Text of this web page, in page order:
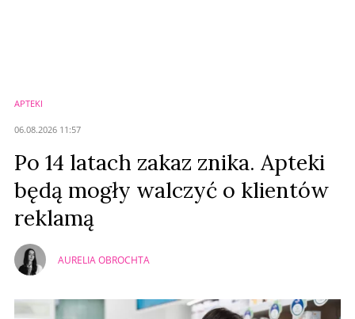
APTEKI
06.08.2026 11:57
Po 14 latach zakaz znika. Apteki
będą mogły walczyć o klientów
reklamą
AURELIA OBROCHTA